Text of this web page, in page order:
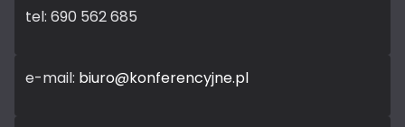
tel: 690 562 685
e-mail: biuro@konferencyjne.pl